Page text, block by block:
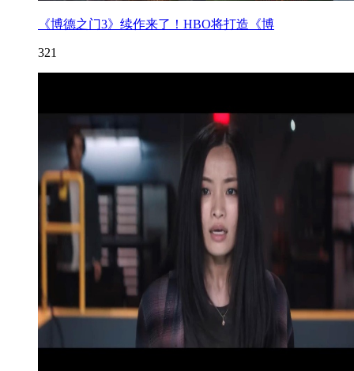
《博德之门3》续作来了！HBO将打造《博
321